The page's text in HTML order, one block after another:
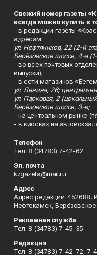
Свежий номер газеты
всегда можно купить в
- в редакции газеты
адресам:
ул. Нефтяников, 22 (2-й
Берёзовское шоссе, 4-а
- во всех почтовых
выпуски);
- в сети магазинов
ул. Ленина, 26;
ул. Парковая, 2
Берёзовское шоссе, 3-в;
- на центральном рынке
- в киосках на
Телефон
Тел. 8 (34783) 7-42-62.
Эл. почта
kzgazeta@mail.ru
Адрес
Адрес редакции: 452688,
Нефтекамск,
Рекламная служба
Тел. 8 (34783) 7-45-35.
Редакция
Тел. 8 (34783) 7-42-72, 7-